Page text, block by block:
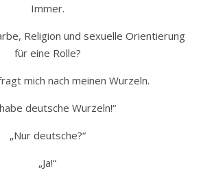
Immer.
Religion und sexuelle Orientierung
für eine Rolle?
mich nach meinen Wurzeln.
deutsche Wurzeln!“
„Nur deutsche?“
„Ja!“